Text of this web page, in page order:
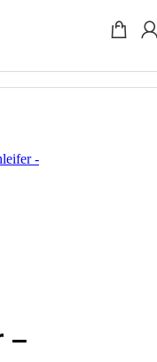
/ Exzenterschleifer
–